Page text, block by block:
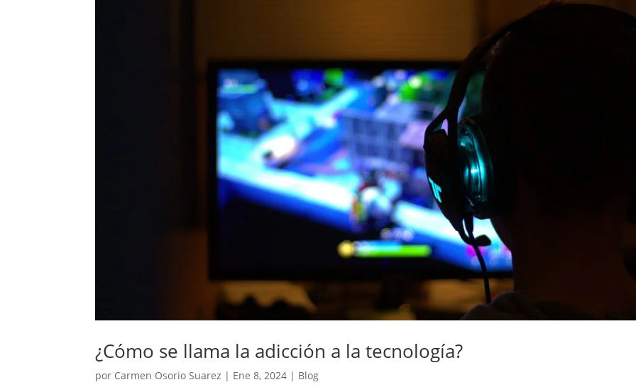
¿Cómo se llama la adicción a la tecnología?
por Carmen Osorio Suarez | Ene 8, 2024 | Blog